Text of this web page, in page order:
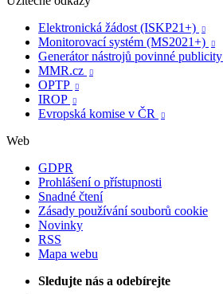
Elektronická žádost (ISKP21+)

Monitorovací systém (MS2021+) 
Generátor nástrojů povinné publicity
MMR.cz 
OPTP 
IROP 
Evropská komise v ČR 
Web
GDPR
Prohlášení o přístupnosti
Snadné čtení
Zásady používání souborů cookie
Novinky
RSS
Mapa webu
Sledujte nás a odebírejte